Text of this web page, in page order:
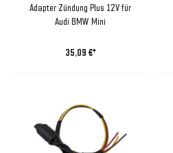
Adapter Zündung Plus 12V für
Audi BMW Mini
35,09 €*